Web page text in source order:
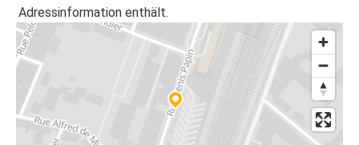
Adressinformation enthält.